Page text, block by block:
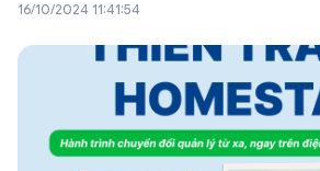
16/10/2024 11:41:54